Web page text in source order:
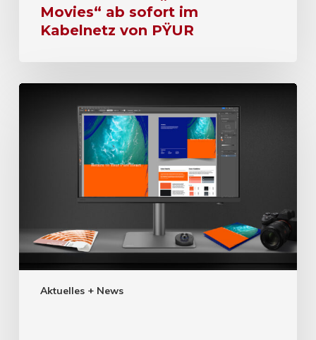
Movies“ ab sofort im
Kabelnetz von PŸUR
Aktuelles + News